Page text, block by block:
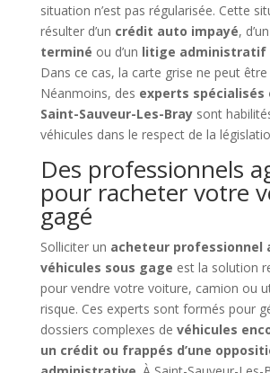
situation n’est pas régularisée. Cette
résulter d’un crédit auto impayé, d’un
terminé ou d’un litige administratif
Dans ce cas, la carte grise ne peut
Néanmoins, des experts spécialisés
Saint-Sauveur-Les-Braysont
véhicules dans le respect de la
Des professionnels
pour racheter votre
gagé
Solliciter un acheteur professionnel
véhicules sous gage est la solution
pour vendre votre voiture, camion ou
risque. Ces experts sont formés pour
dossiers complexes de véhicules
un crédit ou frappés d’une